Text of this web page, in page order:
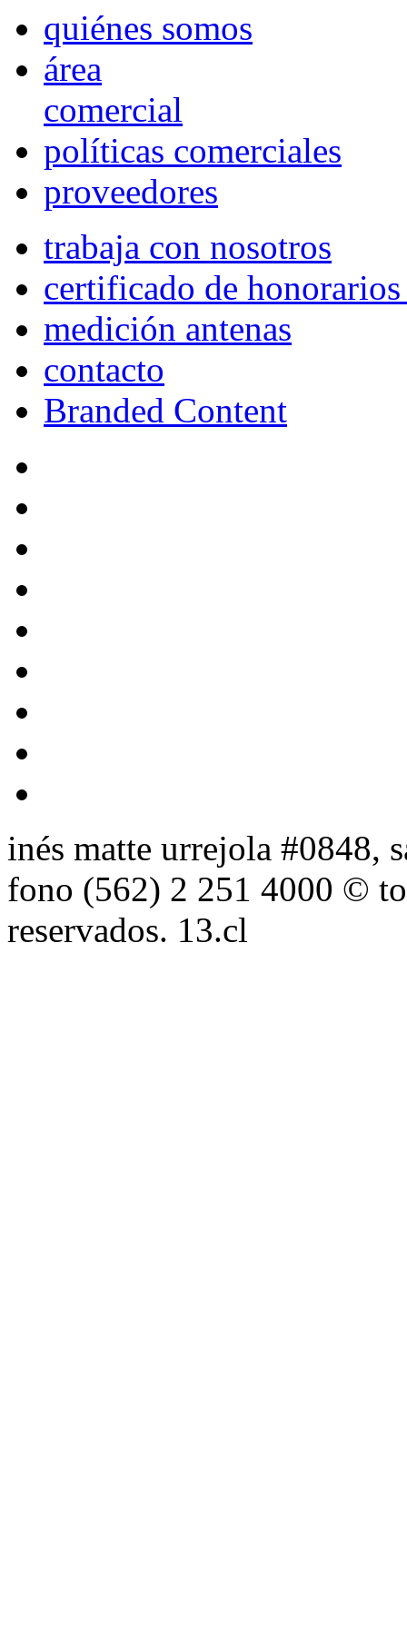
quiénes somos
área
comercial
políticas comerciales
proveedores
trabaja con nosotros
certificado de
medición antenas
contacto
Branded Content
inés matte urrejola #0848,
fono (562) 2 251 4000 ©
reservados. 13.cl